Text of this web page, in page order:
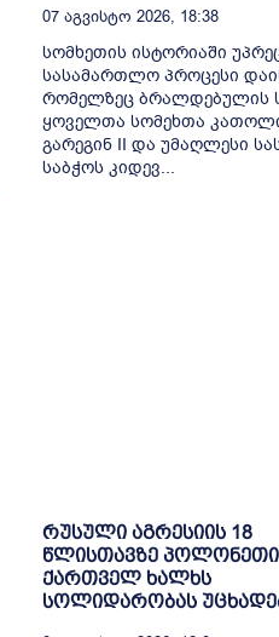
07 Აგვისტო 2026, 18:38
სომხეთის ისტორიაში
სასამართლო პროცესი
რომელზეც ბრალდებულის
ყოველთა სომეხთა
გარეგინ II და უმაღლესი
საბჭოს კიდევ...
რუსული აგრესიის 18
წლისთავზე პოლონეთი
ქართველ ხალხს
სოლიდარობას